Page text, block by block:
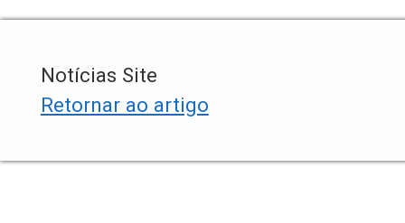
Notícias Site
Retornar ao artigo